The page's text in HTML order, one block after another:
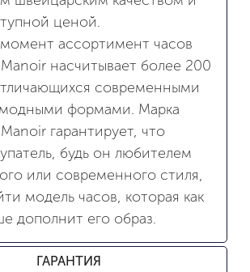
ценой.
ассортимент часов
насчитывает более 200
современными
формами. Марка
гарантирует, что
будь он любителем
или современного стиля,
модель часов, которая как
дополнит его образ.
ГАРАНТИЯ